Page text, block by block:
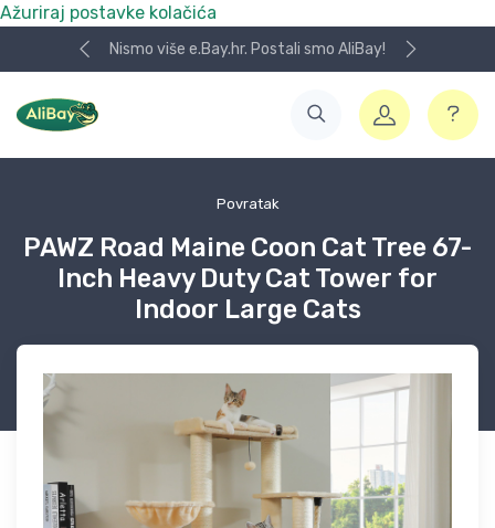
Ažuriraj postavke kolačića
Nismo više e.Bay.hr. Postali smo AliBay!
Povratak
PAWZ Road Maine Coon Cat Tree 67-
Inch Heavy Duty Cat Tower for
Indoor Large Cats